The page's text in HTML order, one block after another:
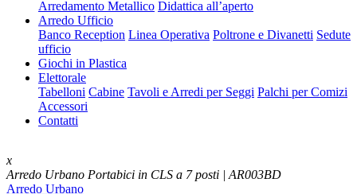
Arredamento Metallico Didattica all’aperto
Arredo Ufficio
Banco Reception Linea Operativa Poltrone e Divanetti Sedute
ufficio
Giochi in Plastica
Elettorale
Tabelloni Cabine Tavoli e Arredi per Seggi Palchi per Comizi
Accessori
Contatti
x
Arredo Urbano Portabici in CLS a 7 posti | AR003BD
Arredo Urbano